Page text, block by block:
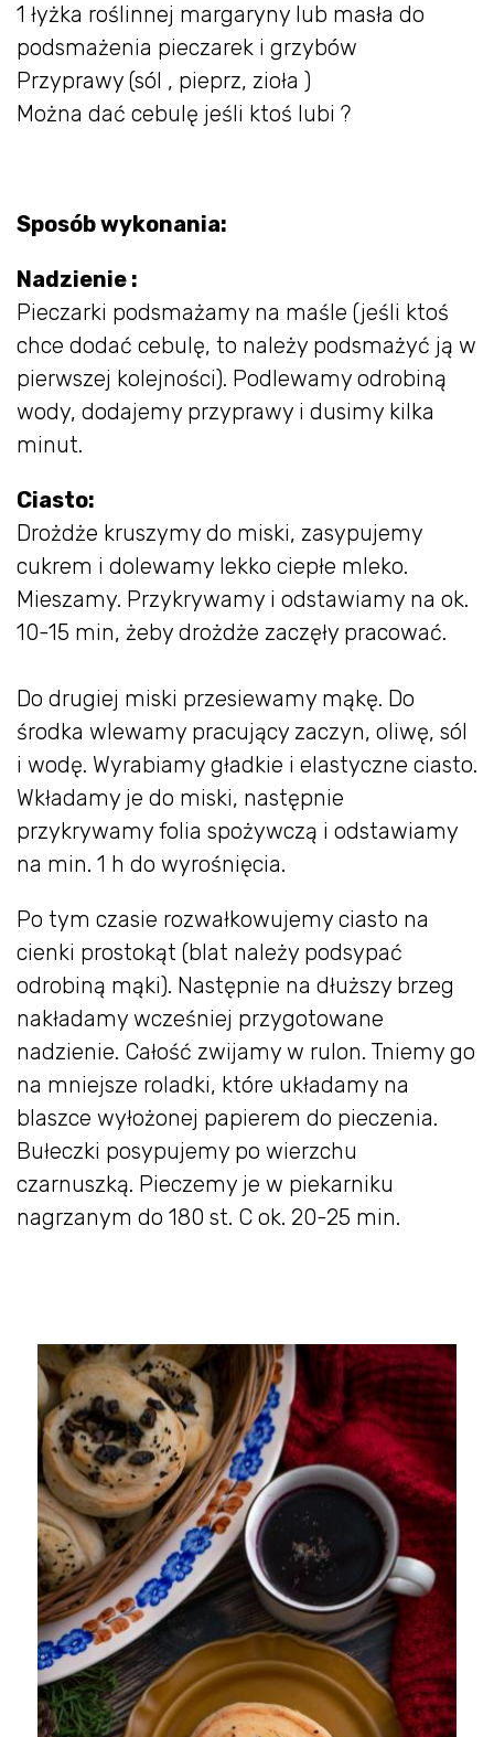
1 łyżka roślinnej margaryny lub masła do
podsmażenia pieczarek i grzybów
Przyprawy (sól , pieprz, zioła )
Można dać cebulę jeśli ktoś lubi ?
Sposób wykonania:
Nadzienie :
Pieczarki podsmażamy na maśle (jeśli ktoś
chce dodać cebulę, to należy podsmażyć ją w
pierwszej kolejności). Podlewamy odrobiną
wody, dodajemy przyprawy i dusimy kilka
minut.
Ciasto:
Drożdże kruszymy do miski, zasypujemy
cukrem i dolewamy lekko ciepłe mleko.
Mieszamy. Przykrywamy i odstawiamy na ok.
10-15 min, żeby drożdże zaczęły pracować.
Do drugiej miski przesiewamy mąkę. Do
środka wlewamy pracujący zaczyn, oliwę, sól
i wodę. Wyrabiamy gładkie i elastyczne ciasto.
Wkładamy je do miski, następnie
przykrywamy folia spożywczą i odstawiamy
na min. 1 h do wyrośnięcia.
Po tym czasie rozwałkowujemy ciasto na
cienki prostokąt (blat należy podsypać
odrobiną mąki). Następnie na dłuższy brzeg
nakładamy wcześniej przygotowane
nadzienie. Całość zwijamy w rulon. Tniemy go
na mniejsze roladki, które układamy na
blaszce wyłożonej papierem do pieczenia.
Bułeczki posypujemy po wierzchu
czarnuszką. Pieczemy je w piekarniku
nagrzanym do 180 st. C ok. 20-25 min.